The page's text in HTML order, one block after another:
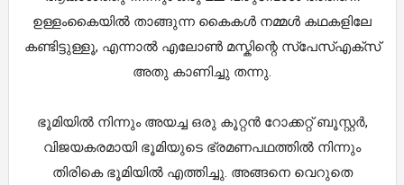
ഉള്ളംകൈയിൽ താങ്ങുന്ന കൈകൾ നമ്മൾ കഥകളിലേ
കണ്ടിട്ടുള്ളൂ, എന്നാൽ എലോൺ മസ്കിന്റെ സ്പേസ്എക്സ്
അതു കാണിച്ചു തന്നു.
ഭൂമിയിൽ നിന്നും അയച്ച ഒരു കൂറ്റൻ റോക്കറ്റ് ബൂസ്റ്റർ,
വിജയകരമായി ഭൂമിയുടെ ഭ്രമണപഥത്തിൽ നിന്നും
തിരികെ ഭൂമിയിൽ എത്തിച്ചു. അങ്ങനെ വെറുതെ